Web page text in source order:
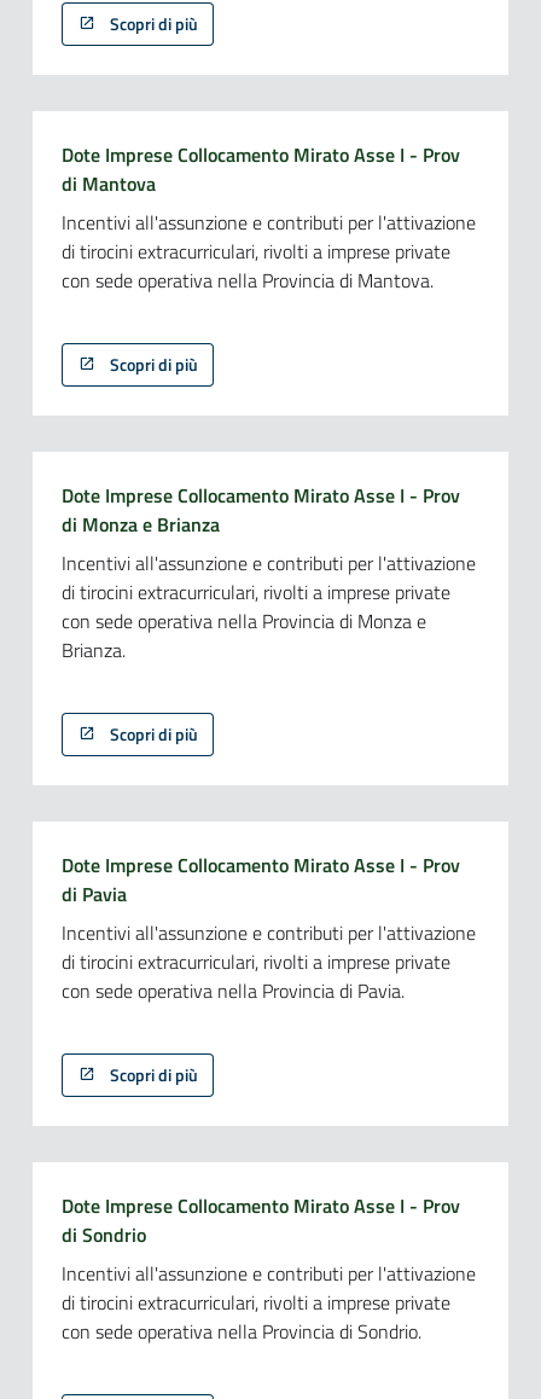
Scopri di più
Dote Imprese Collocamento Mirato Asse I - Prov
di Mantova
Incentivi all'assunzione e contributi per l'attivazione
di tirocini extracurriculari, rivolti a imprese private
con sede operativa nella Provincia di Mantova.
Scopri di più
Dote Imprese Collocamento Mirato Asse I - Prov
di Monza e Brianza
Incentivi all'assunzione e contributi per l'attivazione
di tirocini extracurriculari, rivolti a imprese private
con sede operativa nella Provincia di Monza e
Brianza.
Scopri di più
Dote Imprese Collocamento Mirato Asse I - Prov
di Pavia
Incentivi all'assunzione e contributi per l'attivazione
di tirocini extracurriculari, rivolti a imprese private
con sede operativa nella Provincia di Pavia.
Scopri di più
Dote Imprese Collocamento Mirato Asse I - Prov
di Sondrio
Incentivi all'assunzione e contributi per l'attivazione
di tirocini extracurriculari, rivolti a imprese private
con sede operativa nella Provincia di Sondrio.